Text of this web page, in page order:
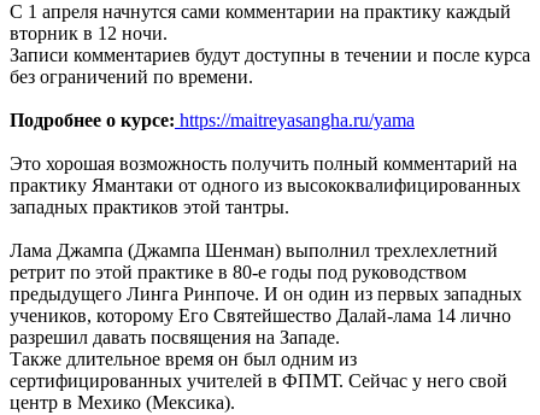
С 1 апреля начнутся сами комментарии на практику каждый
вторник в 12 ночи.
Записи комментариев будут доступны в течении и после курса
без ограничений по времени.
Подробнее о курсе: https://maitreyasangha.ru/yama
Это хорошая возможность получить полный комментарий на
практику Ямантаки от одного из высококвалифицированных
западных практиков этой тантры.
Лама Джампа (Джампа Шенман) выполнил трехлехлетний
ретрит по этой практике в 80-е годы под руководством
предыдущего Линга Ринпоче. И он один из первых западных
учеников, которому Его Святейшество Далай-лама 14 лично
разрешил давать посвящения на Западе.
Также длительное время он был одним из
сертифицированных учителей в ФПМТ. Сейчас у него свой
центр в Мехико (Мексика).